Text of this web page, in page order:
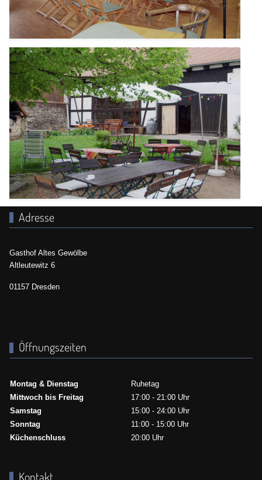
Adresse
Gasthof Altes Gewölbe
Altleutewitz 6
01157 Dresden
Öffnungszeiten
Montag & Dienstag
Ruhetag
Mittwoch bis Freitag
17:00 - 21:00 Uhr
Samstag
15:00 - 24:00 Uhr
Sonntag
11:00 - 15:00 Uhr
Küchenschluss
20:00 Uhr
Kontakt